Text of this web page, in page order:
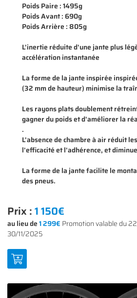
Adresse email de réception
Rafraîchir le captcha
En cochant cette case, vous consentez à recevoir nos
utilisant
le formulaire de désinscription
Poids Paire : 1495g
Poids Avant : 690g
Poids Arrière : 805g
L'inertie réduite d'une jante plus
accélération instantanée
La forme de la jante inspirée
(32 mm de hauteur) minimise la
Les rayons plats doublement
gagner du poids et d'améliorer la
.
L'absence de chambre à air réduit
l'efficacité et l'adhérence, et
La forme de la jante facilite le
des pneus.
Prix :1 150€
au lieu de1 299€ Promotion valable du
30/11/2025